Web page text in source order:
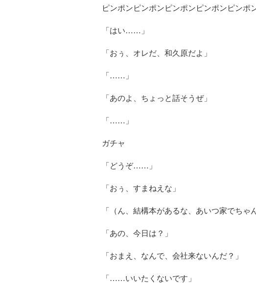
ピンポンピンポンピンポンピンポンピンポ
「はい……」
「おぅ、オレだ、和久原だよ」
「……」
「あのよ、ちょっと話そうぜ」
「……」
ガチャ
「どうぞ……」
「おぅ、すまねえな」
「（ん、結構本があるな、あいつ家でちゃ
「あの、今日は？」
「おまえ、なんで、会社来ないんだ？」
「……いいたくないです」